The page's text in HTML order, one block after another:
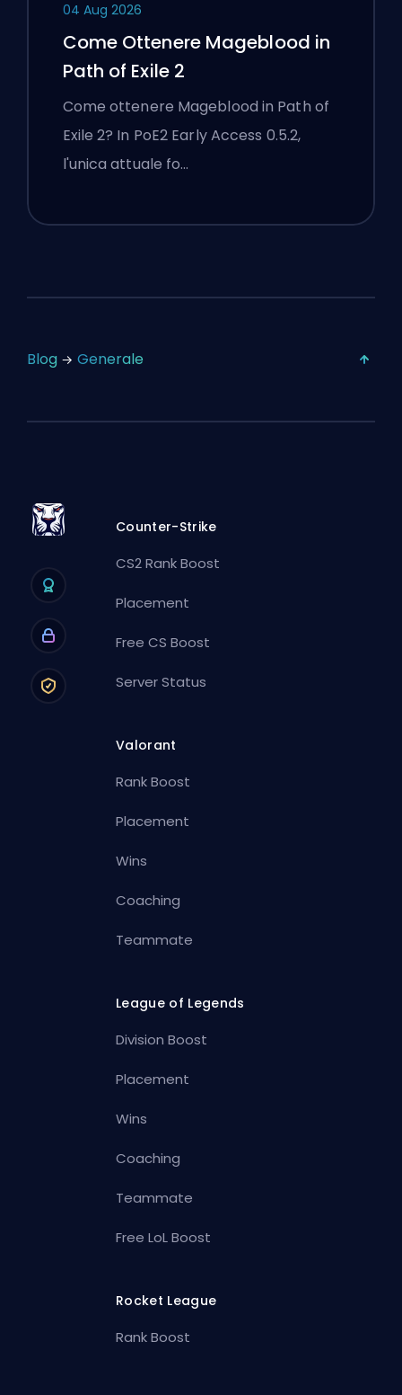
04 Aug 2026
Come Ottenere Mageblood in
Path of Exile 2
Come ottenere Mageblood in Path of
Exile 2? In PoE2 Early Access 0.5.2,
l'unica attuale fo…
Blog Generale
Counter-Strike
CS2 Rank Boost
Placement
Free CS Boost
Server Status
Valorant
Rank Boost
Placement
Wins
Coaching
Teammate
League of Legends
Division Boost
Placement
Wins
Coaching
Teammate
Free LoL Boost
Rocket League
Rank Boost